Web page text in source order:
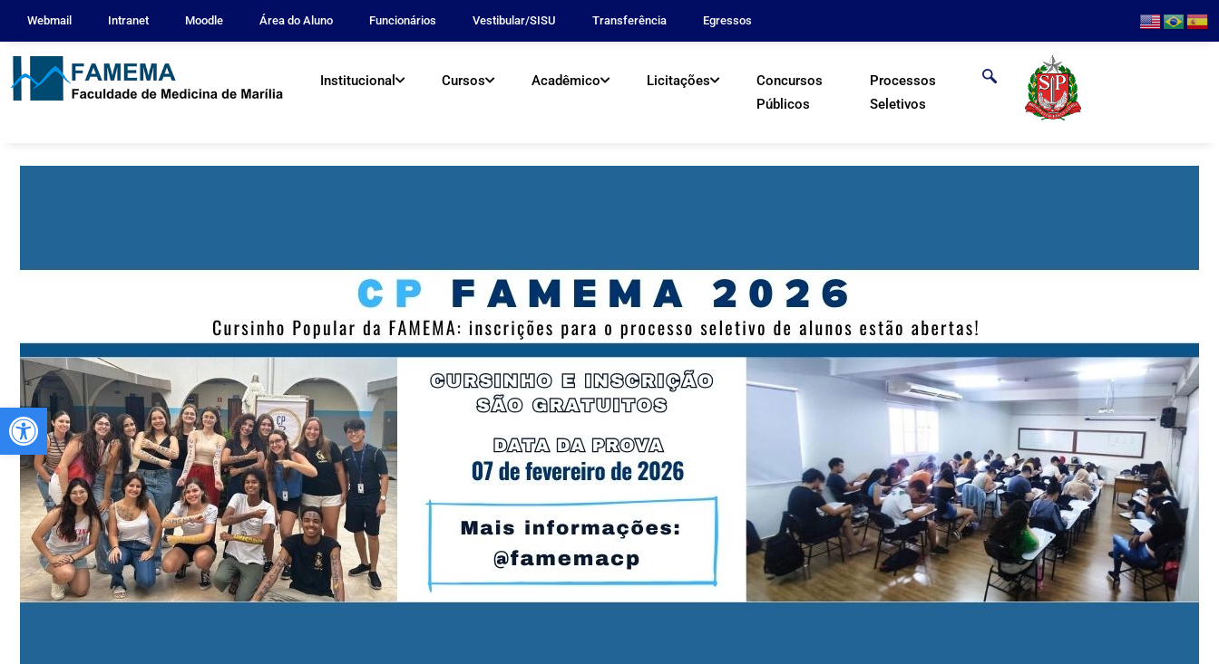
Abrir a barra de ferramentas
Webmail Intranet Moodle Área do Aluno Funcionários Vestibular/SISU Transferência Egressos
Institucional Cursos Acadêmico Licitações
Concursos
Públicos
Processos
Seletivos